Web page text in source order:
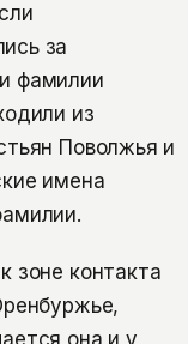
за
фамилии
из
Поволжья и
имена
зоне контакта
она и у